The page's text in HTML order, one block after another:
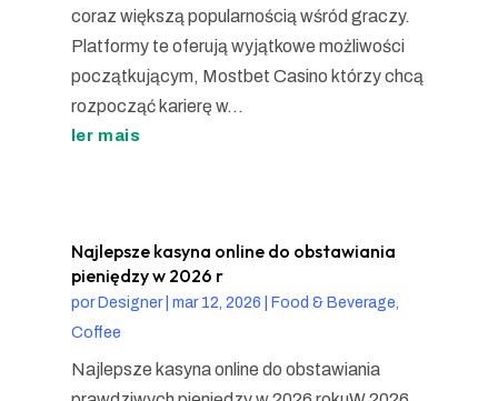
coraz większą popularnością wśród graczy.
Platformy te oferują wyjątkowe możliwości
początkującym, Mostbet Casino którzy chcą
rozpocząć karierę w...
ler mais
Najlepsze kasyna online do obstawiania
pieniędzy w 2026 r
porDesigner| mar 12, 2026
Food & Beverage,
Coffee
Najlepsze kasyna online do obstawiania